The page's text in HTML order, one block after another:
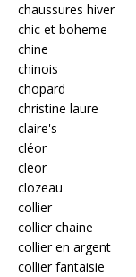
chaussures hiver
chic et boheme
chine
chinois
chopard
christine laure
claire's
cléor
cleor
clozeau
collier
collier chaine
collier en argent
collier fantaisie